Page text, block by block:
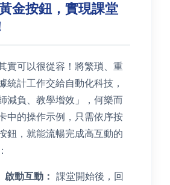
金按鈕，實現課堂
實可以很從容！將繁瑣、重
統計工作交給自動化科技，
減負、教學增效」，何樂而
中的操作示例，只需依序按
鈕，就能流暢完成高互動的
啟動互動： 課堂開始後，回